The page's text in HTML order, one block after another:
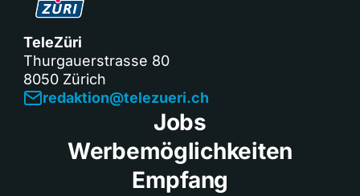
TeleZüri
Thurgauerstrasse 80
8050 Zürich
redaktion@telezueri.ch
Jobs
Werbemöglichkeiten
Empfang